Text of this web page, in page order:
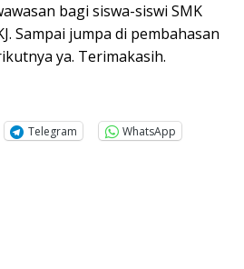
bagi siswa-siswi SMK
Sampai jumpa di pembahasan
ya. Terimakasih.
Telegram WhatsApp